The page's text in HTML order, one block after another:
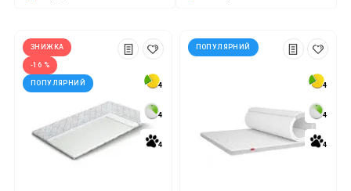
4
4
4
ЗНИЖКА
-16 %
ПОПУЛЯРНИЙ 4
4
4
4
4
4
ПОПУЛЯРНИЙ
4
4
4